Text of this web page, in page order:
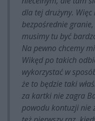
dla tej drużyny.
bezpośrednie
musimy tu być
Na pewno chcemy
Wikęd po takich
wykorzystać w
że to będzie taki
za kartki nie zagra
powodu kontuzji nie